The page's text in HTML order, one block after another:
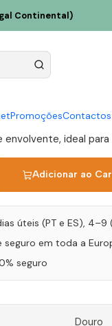
PromoçõesContactos
Continental)
da
envolvente, ideal
Adicionar ao
úteis (PT e ES), 4–9
seguro em toda a
seguro
Douro